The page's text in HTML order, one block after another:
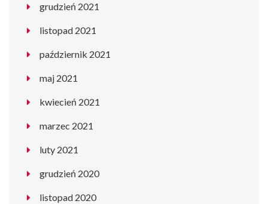
grudzień 2021
listopad 2021
październik 2021
maj 2021
kwiecień 2021
marzec 2021
luty 2021
grudzień 2020
listopad 2020